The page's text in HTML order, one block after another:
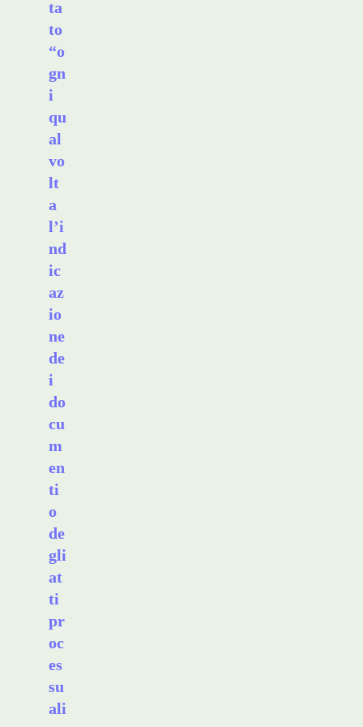
ta
to
“o
gn
i
qu
al
vo
lt
a
l’i
nd
ic
az
io
ne
de
i
do
cu
m
en
ti
o
de
gli
at
ti
pr
oc
es
su
ali